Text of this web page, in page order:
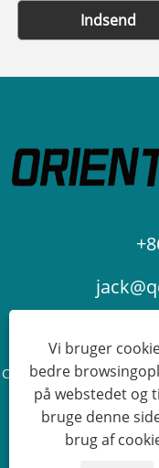
Indsend
Copyright © 2023
Ltd. - Food Truck,
Links
Vi bruger
bedre
på webstedet og
bruge denne
brug af